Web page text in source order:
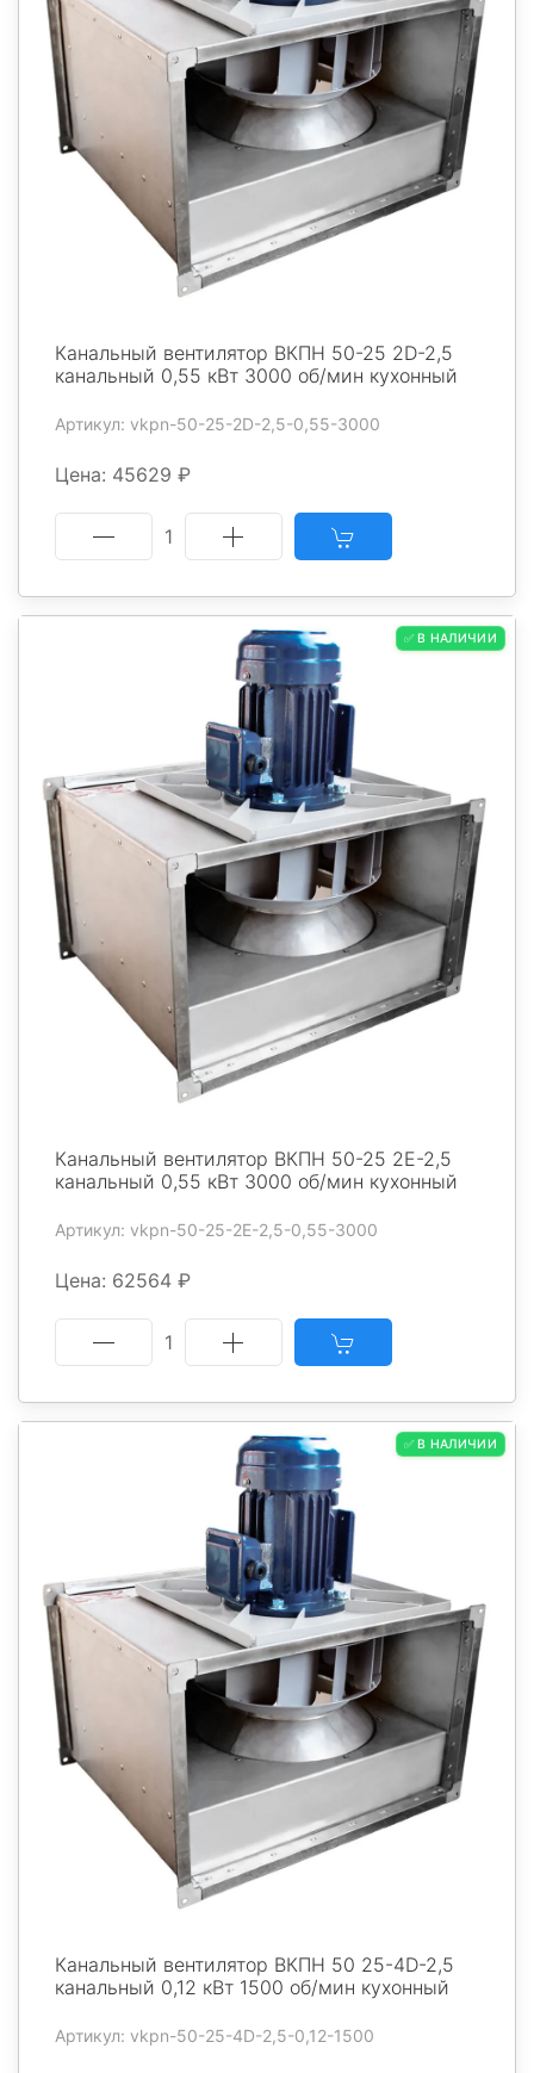
Канальный вентилятор ВКПН 50-25 2D-2,5
канальный 0,55 кВт 3000 об/мин кухонный
Артикул: vkpn-50-25-2D-2,5-0,55-3000
Цена: 45629 ₽
1
✅ В НАЛИЧИИ
Канальный вентилятор ВКПН 50-25 2E-2,5
канальный 0,55 кВт 3000 об/мин кухонный
Артикул: vkpn-50-25-2E-2,5-0,55-3000
Цена: 62564 ₽
1
✅ В НАЛИЧИИ
Канальный вентилятор ВКПН 50 25-4D-2,5
канальный 0,12 кВт 1500 об/мин кухонный
Артикул: vkpn-50-25-4D-2,5-0,12-1500